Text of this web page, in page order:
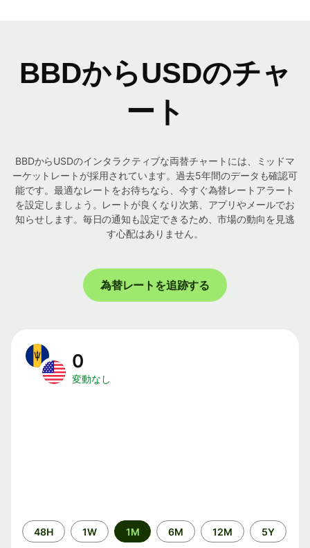
BBDからUSDのチャ
ート
BBDからUSDのインタラクティブな両替チャートには、ミッドマ
ーケットレートが採用されています。過去5年間のデータも確認可
能です。最適なレートをお待ちなら、今すぐ為替レートアラート
を設定しましょう。レートが良くなり次第、アプリやメールでお
知らせします。毎日の通知も設定できるため、市場の動向を見逃
す心配はありません。
為替レートを追跡する
0
変動なし
期
間
48H 1W 1M 6M 12M 5Y